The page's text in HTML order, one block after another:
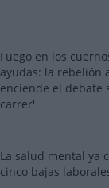
Fuego en los
ayudas: la rebelión
enciende el debate
carrer'
La salud mental ya
cinco bajas